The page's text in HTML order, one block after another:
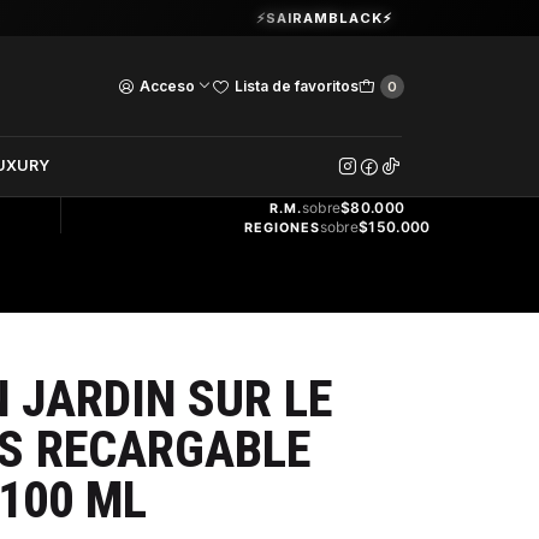
Acceso Lista de favoritos 0
Guardia Vieja 202. Oficina 102.Ver Horarios
⚡SAIRAMBLACK⚡
GRATIS
R.M.sobre$80.000
REGIONESsobre$150.000
JARDIN SUR LE
RECARGABLE
ML